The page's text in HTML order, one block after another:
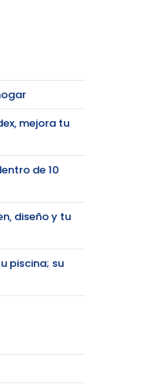
mejora tu
de 10
diseño y tu
piscina; su